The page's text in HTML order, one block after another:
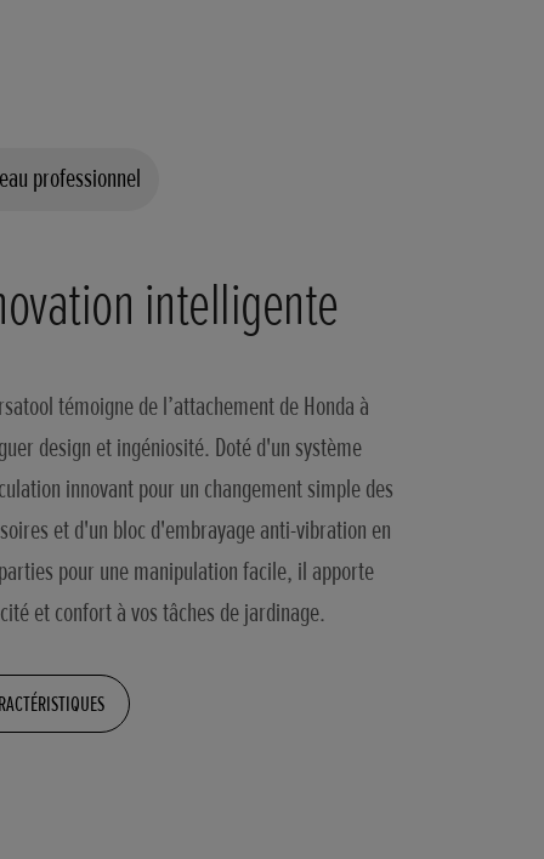
professionnel
intelligente
témoigne de l’attachement de Honda à
design et ingéniosité. Doté d'un système
innovant pour un changement simple des
et d'un bloc d'embrayage anti-vibration en
pour une manipulation facile, il apporte
et confort à vos tâches de jardinage.